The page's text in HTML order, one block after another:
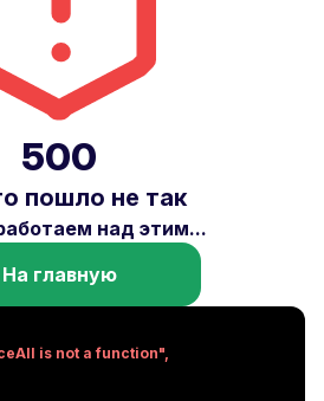
500
пошло не так
над этим...
На главную